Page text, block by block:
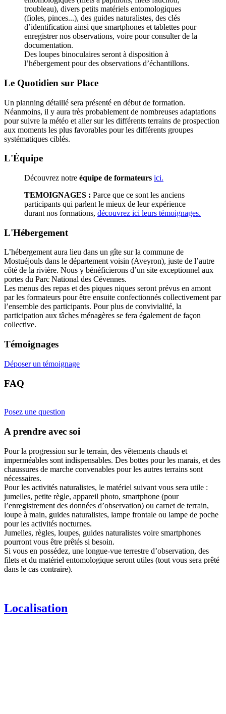
troubleau), divers petits matériels entomologiques
(fioles, pinces...), des guides naturalistes, des clés
d’identification ainsi que smartphones et tablettes pour
enregistrer nos observations, voire pour consulter de la
documentation.
Des loupes binoculaires seront à disposition à
l’hébergement pour des observations d’échantillons.
Le Quotidien sur Place
Un planning détaillé sera présenté en début de formation.
Néanmoins, il y aura très probablement de nombreuses adaptations
pour suivre la météo et aller sur les différents terrains de prospection
aux moments les plus favorables pour les différents groupes
systématiques ciblés.
L'Équipe
Découvrez notre équipe de formateurs ici.
TEMOIGNAGES : Parce que ce sont les anciens
participants qui parlent le mieux de leur expérience
durant nos formations, découvrez ici leurs témoignages.
L'Hébergement
L’hébergement aura lieu dans un gîte sur la commune de
Mostuéjouls dans le département voisin (Aveyron), juste de l’autre
côté de la rivière. Nous y bénéficierons d’un site exceptionnel aux
portes du Parc National des Cévennes.
Les menus des repas et des piques niques seront prévus en amont
par les formateurs pour être ensuite confectionnés collectivement par
l’ensemble des participants. Pour plus de convivialité, la
participation aux tâches ménagères se fera également de façon
collective.
Témoignages
Déposer un témoignage
FAQ
Posez une question
A prendre avec soi
Pour la progression sur le terrain, des vêtements chauds et
imperméables sont indispensables. Des bottes pour les marais, et des
chaussures de marche convenables pour les autres terrains sont
nécessaires.
Pour les activités naturalistes, le matériel suivant vous sera utile :
jumelles, petite règle, appareil photo, smartphone (pour
l’enregistrement des données d’observation) ou carnet de terrain,
loupe à main, guides naturalistes, lampe frontale ou lampe de poche
pour les activités nocturnes.
Jumelles, règles, loupes, guides naturalistes voire smartphones
pourront vous être prêtés si besoin.
Si vous en possédez, une longue-vue terrestre d’observation, des
filets et du matériel entomologique seront utiles (tout vous sera prêté
dans le cas contraire).
Localisation